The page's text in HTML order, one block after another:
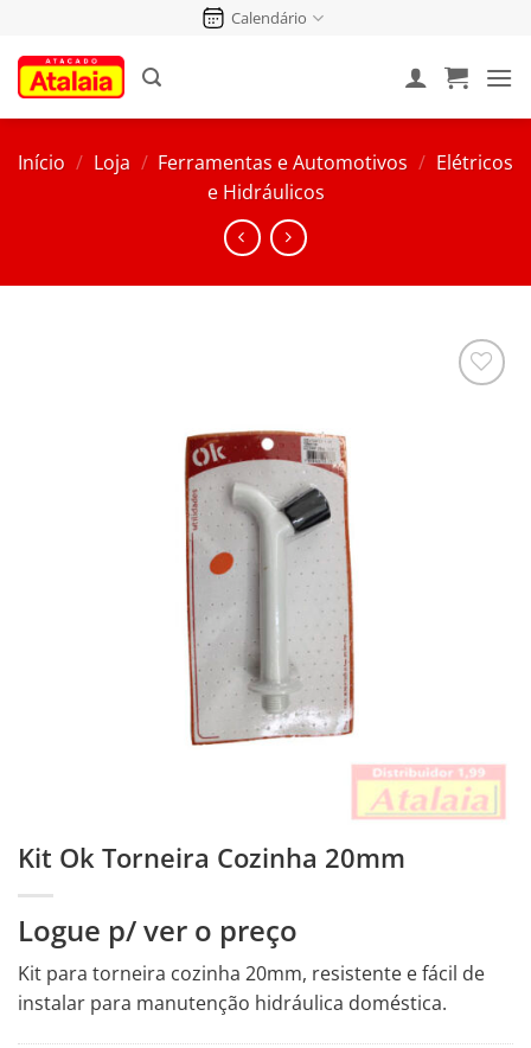
conteúdo
Calendário
Início / Loja / Ferramentas e Automotivos / Elétricos
e Hidráulicos
Kit Ok Torneira Cozinha 20mm
Logue p/ ver o preço
Kit para torneira cozinha 20mm, resistente e fácil de
instalar para manutenção hidráulica doméstica.